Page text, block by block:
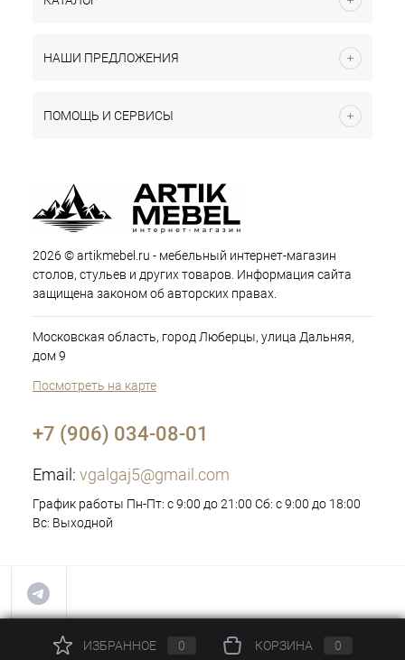
НАШИ ПРЕДЛОЖЕНИЯ
ПОМОЩЬ И СЕРВИСЫ
2026 © artikmebel.ru - мебельный интернет-магазин
столов, стульев и других товаров. Информация сайта
защищена законом об авторских правах.
Московская область, город Люберцы, улица Дальняя,
дом 9
Посмотреть на карте
+7 (906) 034-08-01
Email: vgalgaj5@gmail.com
График работы Пн-Пт: с 9:00 до 21:00 Сб: с 9:00 до 18:00
Вс: Выходной
ИЗБРАННОЕ 0 КОРЗИНА 0